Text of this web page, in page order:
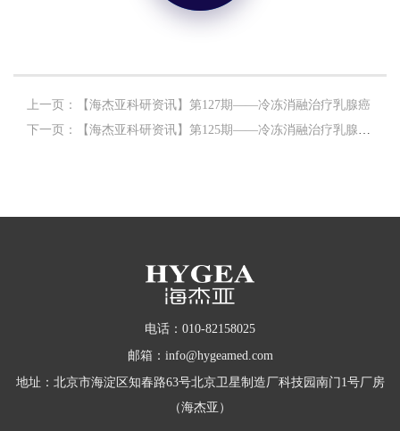
上一页：【海杰亚科研资讯】第127期——冷冻消融治疗乳腺癌
下一页：【海杰亚科研资讯】第125期——冷冻消融治疗乳腺肿瘤
电话：010-82158025
邮箱：info@hygeamed.com
地址：北京市海淀区知春路63号北京卫星制造厂科技园南门1号厂房
（海杰亚）